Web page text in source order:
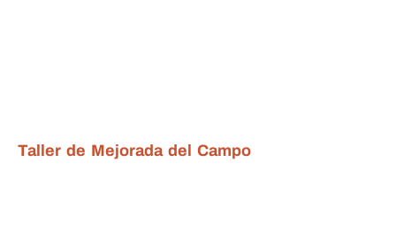
Taller de Mejorada del Campo